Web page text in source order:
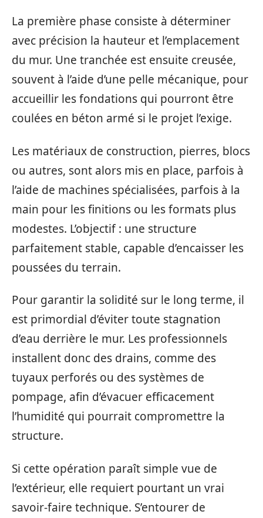
La première phase consiste à déterminer
avec précision la hauteur et l’emplacement
du mur. Une tranchée est ensuite creusée,
souvent à l’aide d’une pelle mécanique, pour
accueillir les fondations qui pourront être
coulées en béton armé si le projet l’exige.
Les matériaux de construction, pierres, blocs
ou autres, sont alors mis en place, parfois à
l’aide de machines spécialisées, parfois à la
main pour les finitions ou les formats plus
modestes. L’objectif : une structure
parfaitement stable, capable d’encaisser les
poussées du terrain.
Pour garantir la solidité sur le long terme, il
est primordial d’éviter toute stagnation
d’eau derrière le mur. Les professionnels
installent donc des drains, comme des
tuyaux perforés ou des systèmes de
pompage, afin d’évacuer efficacement
l’humidité qui pourrait compromettre la
structure.
Si cette opération paraît simple vue de
l’extérieur, elle requiert pourtant un vrai
savoir-faire technique. S’entourer de